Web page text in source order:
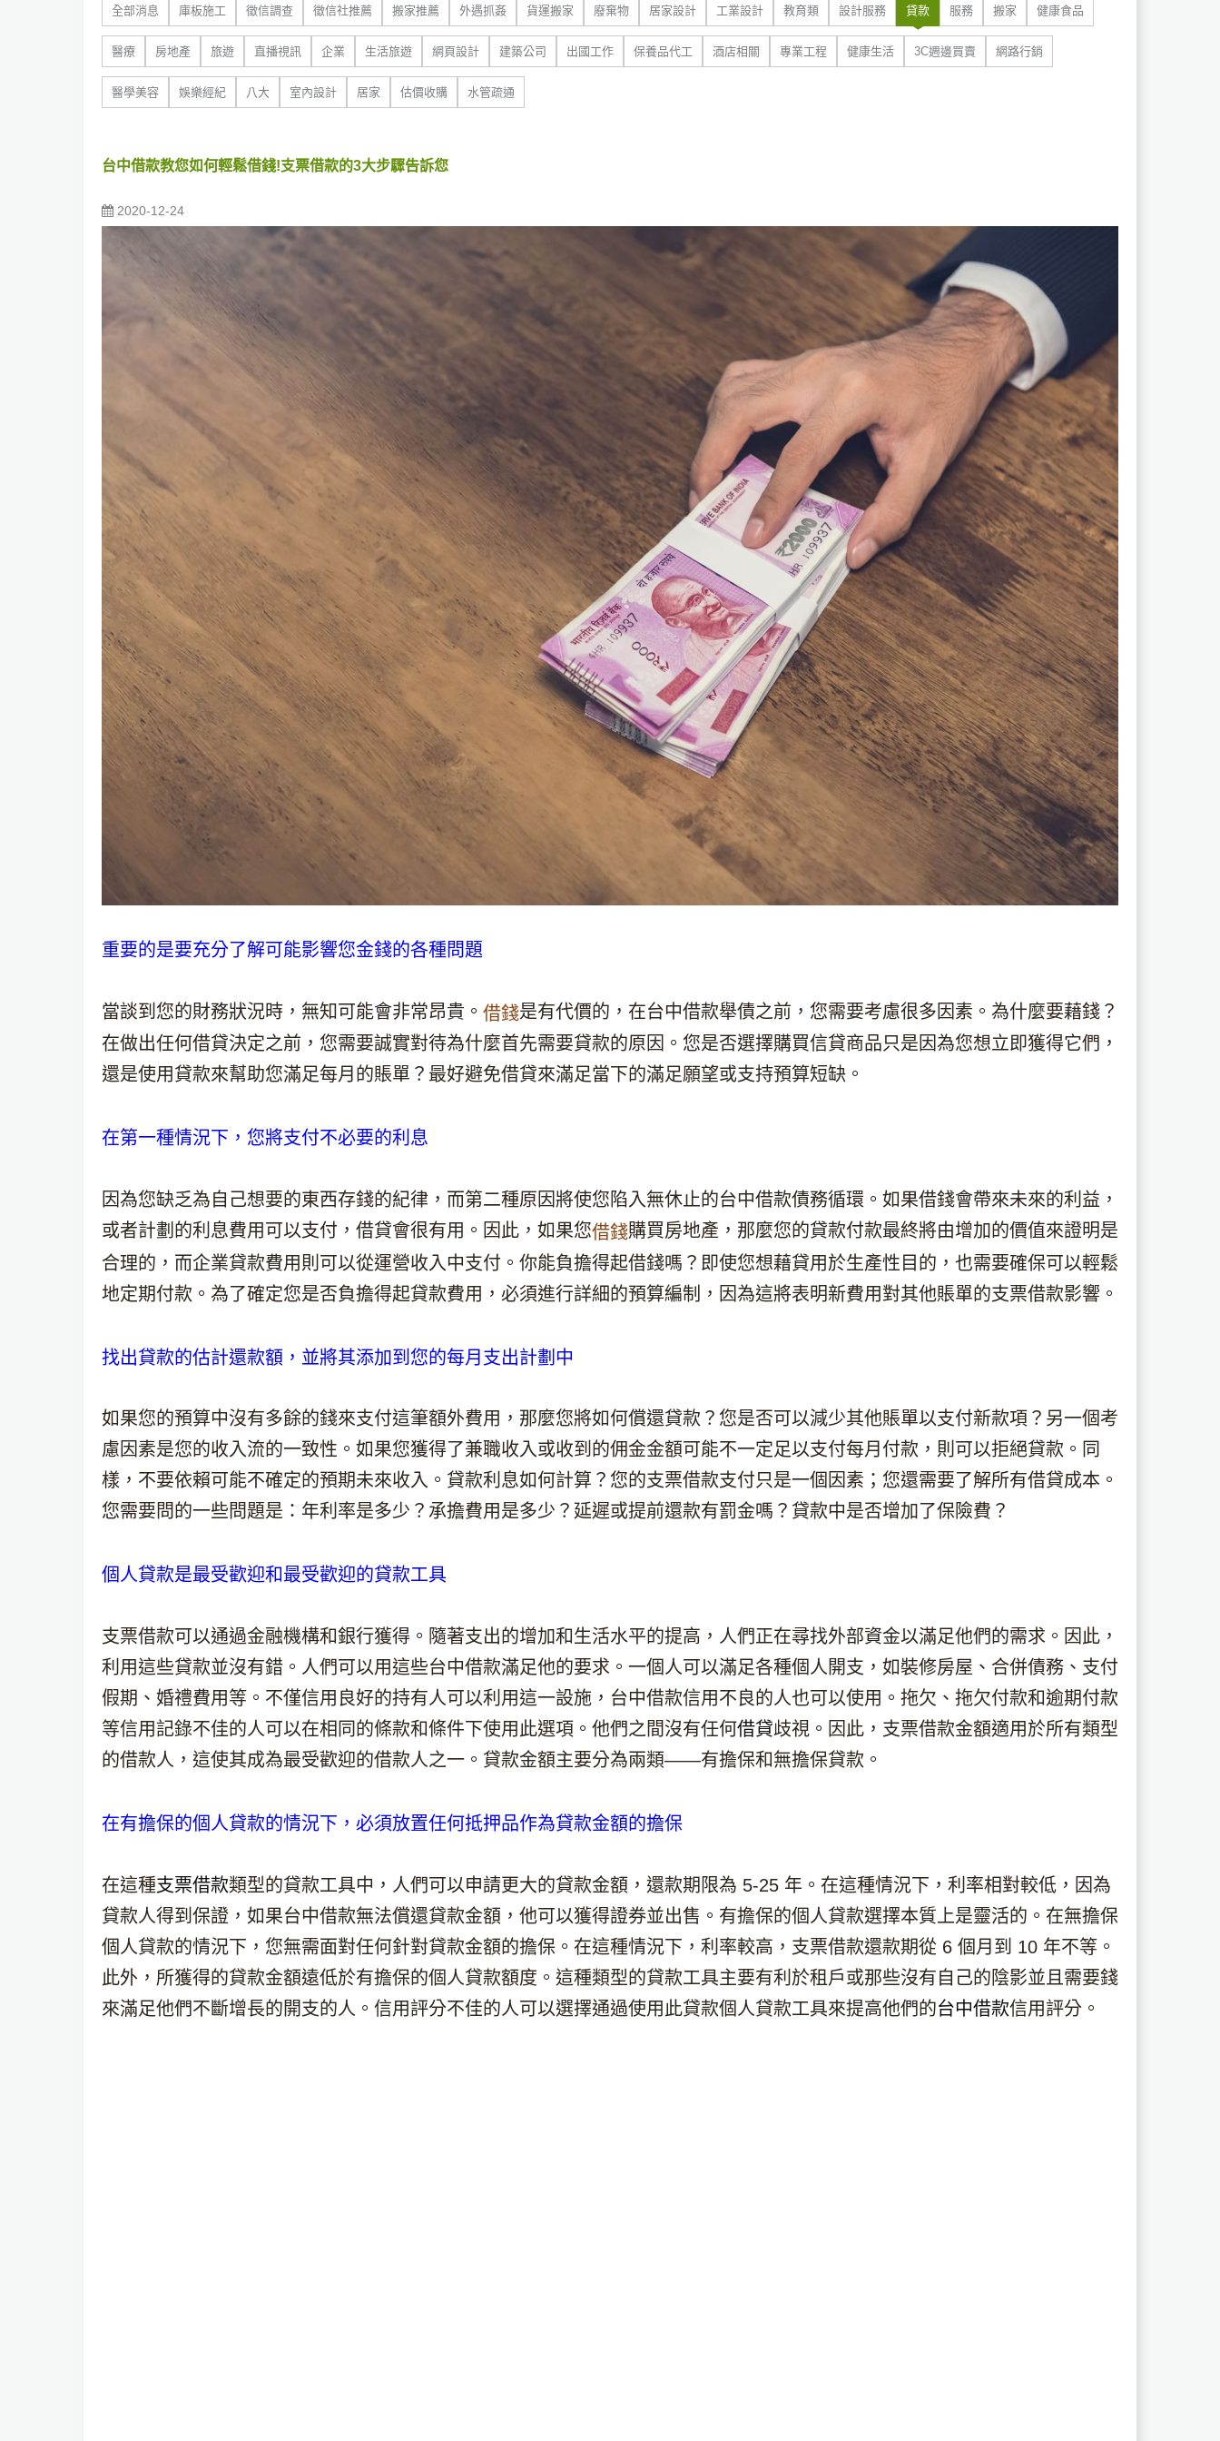
全部消息 庫板施工 徵信調查 徵信社推薦 搬家推薦 外遇抓姦 貨運搬家 廢棄物 居家設計 工業設計 教育類 設計服務 貸款 服務 搬家 健康食品
醫療 房地產 旅遊 直播視訊 企業 生活旅遊 網頁設計 建築公司 出國工作 保養品代工 酒店相關 專業工程 健康生活 3C週邊買賣 網路行銷
醫學美容 娛樂經紀 八大 室內設計 居家 估價收購 水管疏通
台中借款教您如何輕鬆借錢!支票借款的3大步驟告訴您
2020-12-24
重要的是要充分了解可能影響您金錢的各種問題
當談到您的財務狀況時，無知可能會非常昂貴。 借錢是有代價的，在台中借款舉債之前，您需要考慮很多因素。為什麼要藉錢？
在做出任何借貸決定之前，您需要誠實對待為什麼首先需要貸款的原因。您是否選擇購買信貸商品只是因為您想立即獲得它們，
還是使用貸款來幫助您滿足每月的賬單？最好避免借貸來滿足當下的滿足願望或支持預算短缺。
在第一種情況下，您將支付不必要的利息
因為您缺乏為自己想要的東西存錢的紀律，而第二種原因將使您陷入無休止的台中借款債務循環。如果借錢會帶來未來的利益，
或者計劃的利息費用可以支付，借貸會很有用。因此，如果您借錢購買房地產，那麼您的貸款付款最終將由增加的價值來證明是
合理的，而企業貸款費用則可以從運營收入中支付。你能負擔得起借錢嗎？即使您想藉貸用於生產性目的，也需要確保可以輕鬆
地定期付款。為了確定您是否負擔得起貸款費用，必須進行詳細的預算編制，因為這將表明新費用對其他賬單的支票借款影響。
找出貸款的估計還款額，並將其添加到您的每月支出計劃中
如果您的預算中沒有多餘的錢來支付這筆額外費用，那麼您將如何償還貸款？您是否可以減少其他賬單以支付新款項？另一個考
慮因素是您的收入流的一致性。如果您獲得了兼職收入或收到的佣金金額可能不一定足以支付每月付款，則可以拒絕貸款。同
樣，不要依賴可能不確定的預期未來收入。貸款利息如何計算？您的支票借款支付只是一個因素；您還需要了解所有借貸成本。
您需要問的一些問題是：年利率是多少？承擔費用是多少？延遲或提前還款有罰金嗎？貸款中是否增加了保險費？
個人貸款是最受歡迎和最受歡迎的貸款工具
支票借款可以通過金融機構和銀行獲得。隨著支出的增加和生活水平的提高，人們正在尋找外部資金以滿足他們的需求。因此，
利用這些貸款並沒有錯。人們可以用這些台中借款滿足他的要求。一個人可以滿足各種個人開支，如裝修房屋、合併債務、支付
假期、婚禮費用等。不僅信用良好的持有人可以利用這一設施，台中借款信用不良的人也可以使用。拖欠、拖欠付款和逾期付款
等信用記錄不佳的人可以在相同的條款和條件下使用此選項。他們之間沒有任何借貸歧視。因此，支票借款金額適用於所有類型
的借款人，這使其成為最受歡迎的借款人之一。貸款金額主要分為兩類——有擔保和無擔保貸款。
在有擔保的個人貸款的情況下，必須放置任何抵押品作為貸款金額的擔保
在這種支票借款類型的貸款工具中，人們可以申請更大的貸款金額，還款期限為 5-25 年。在這種情況下，利率相對較低，因為
貸款人得到保證，如果台中借款無法償還貸款金額，他可以獲得證券並出售。有擔保的個人貸款選擇本質上是靈活的。在無擔保
個人貸款的情況下，您無需面對任何針對貸款金額的擔保。在這種情況下，利率較高，支票借款還款期從 6 個月到 10 年不等。
此外，所獲得的貸款金額遠低於有擔保的個人貸款額度。這種類型的貸款工具主要有利於租戶或那些沒有自己的陰影並且需要錢
來滿足他們不斷增長的開支的人。信用評分不佳的人可以選擇通過使用此貸款個人貸款工具來提高他們的台中借款信用評分。